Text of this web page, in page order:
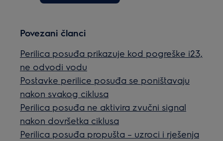
Povezani članci
Perilica posuđa prikazuje kod pogreške i23,
ne odvodi vodu
Postavke perilice posuđa se poništavaju
nakon svakog ciklusa
Perilica posuđa ne aktivira zvučni signal
nakon dovršetka ciklusa
Perilica posuđa propušta – uzroci i rješenja